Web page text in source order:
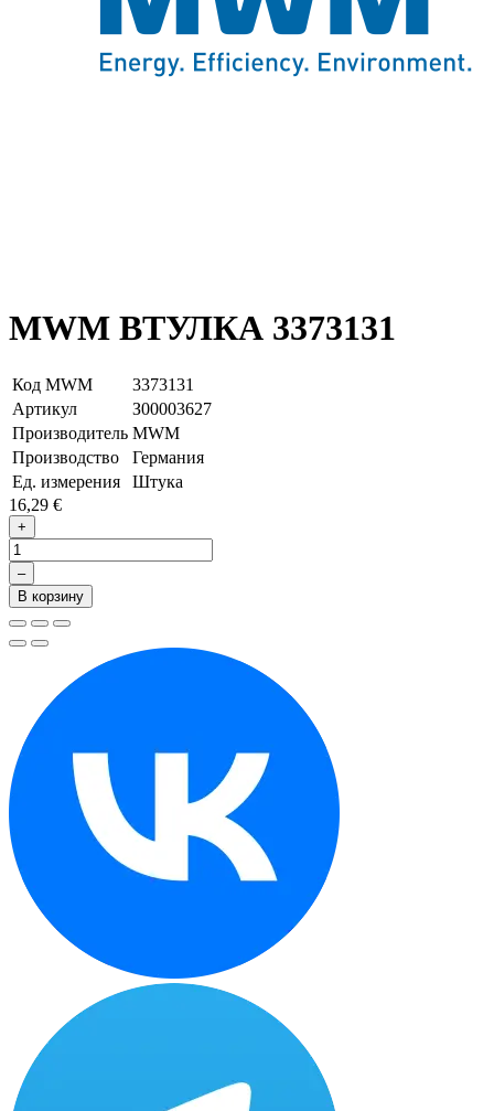
MWM ВТУЛКА 3373131
Код MWM
3373131
Артикул
З00003627
Производитель MWM
Производство
Германия
Ед. измерения
Штука
16,29 €
+
–
В корзину